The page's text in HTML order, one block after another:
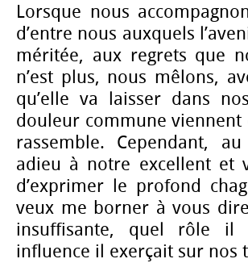
Lorsque nous
d’entre nous auxquels
méritée, aux regrets que
n’est plus, nous mêlons,
qu’elle va laisser dans
douleur commune
rassemble. Cependant,
adieu à notre excellent et
d’exprimer le profond
veux me borner à vous
insuffisante, quel rôle il
influence il exerçait sur nos